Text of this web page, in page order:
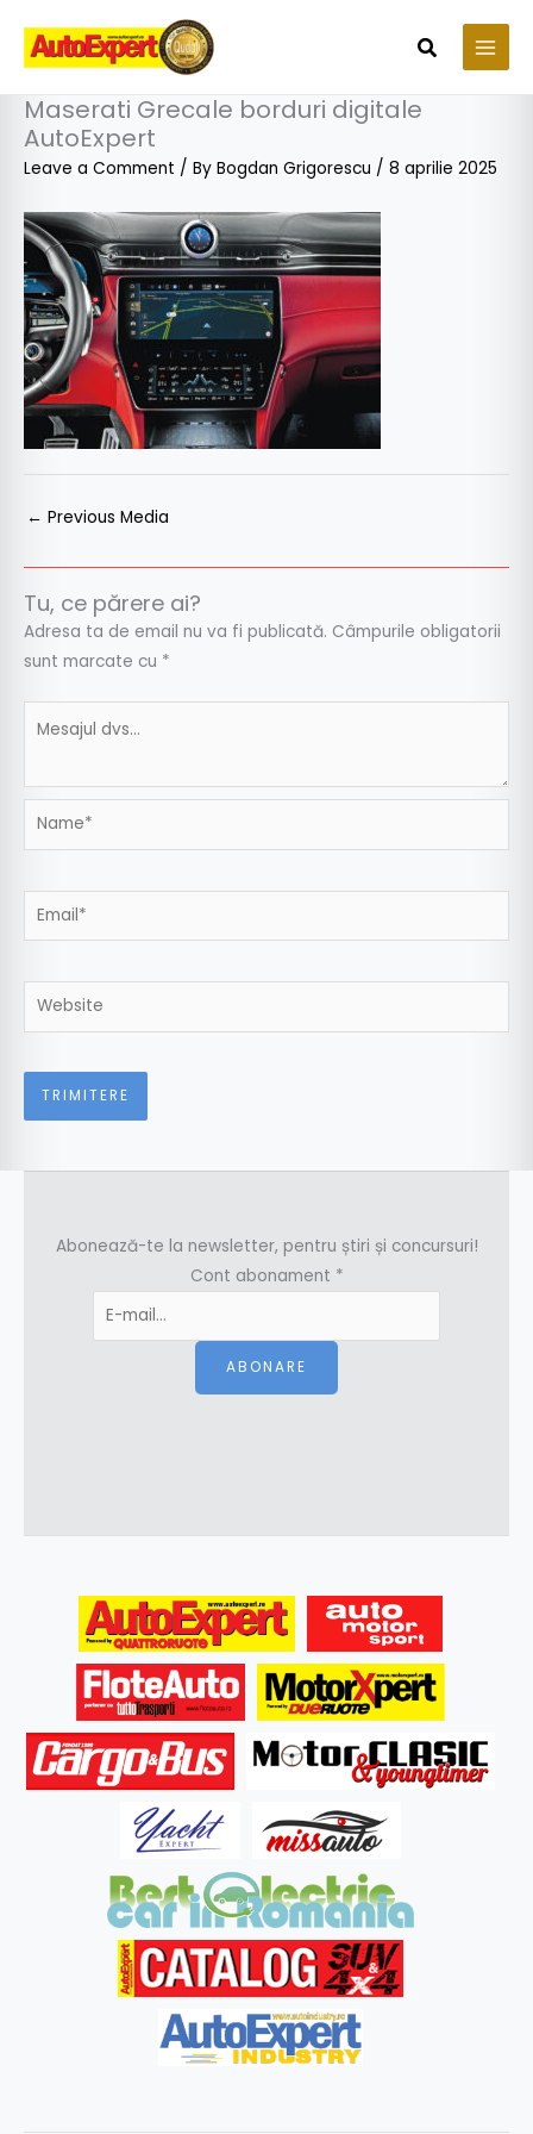
content
Search
Maserati Grecale borduri digitale
AutoExpert
Leave a Comment / By Bogdan Grigorescu / 8 aprilie 2025
← Previous Media
Tu, ce părere ai?
Adresa ta de email nu va fi publicată. Câmpurile obligatorii
sunt marcate cu *
Name*
Email*
Website
Abonează-te la newsletter, pentru știri și concursuri!
Cont abonament *
ABONARE